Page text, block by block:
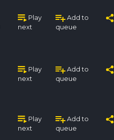
Play
next
Add to
queue
Play
next
Add to
queue
Play
next
Add to
queue